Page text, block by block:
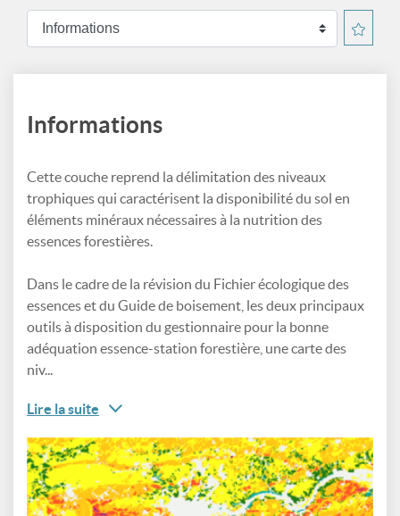
Informations
Cette couche reprend la délimitation des niveaux
trophiques qui caractérisent la disponibilité du sol en
éléments minéraux nécessaires à la nutrition des
essences forestières.
Dans le cadre de la révision du Fichier écologique des
essences et du Guide de boisement, les deux principaux
outils à disposition du gestionnaire pour la bonne
adéquation essence-station forestière, une carte des
niv...
Lire la suite